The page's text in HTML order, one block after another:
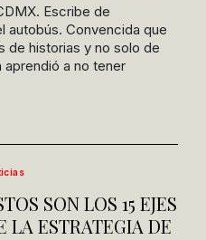
Escribe de
autobús. Convencida que
de historias y no solo de
aprendió a no tener
SON LOS 15 EJES
LA ESTRATEGIA DE